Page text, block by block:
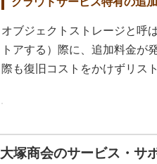
オブジェクトストレージと呼
トアする）際に、追加料金が
際も復旧コストをかけずリス
大塚商会のサービス・サ